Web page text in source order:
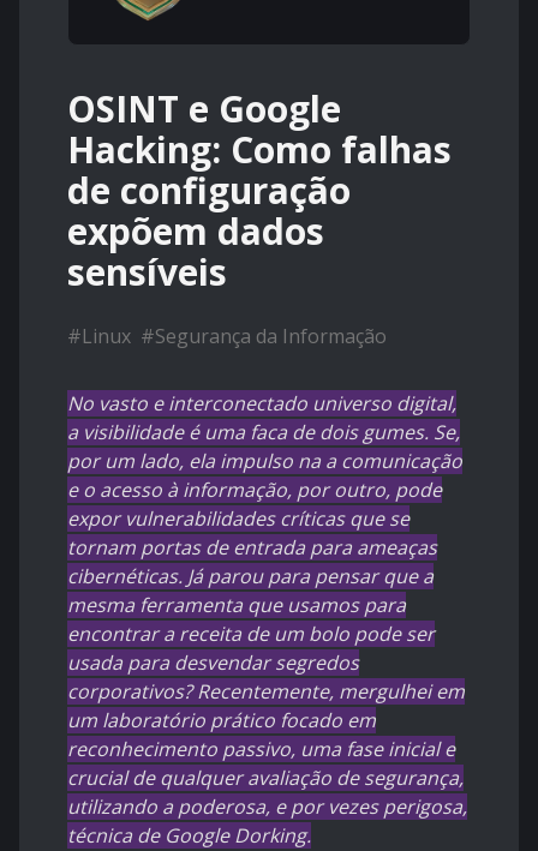
OSINT e Google
Hacking: Como falhas
de configuração
expõem dados
sensíveis
#Linux #Segurança da Informação
No vasto e interconectado universo digital,
a visibilidade é uma faca de dois gumes. Se,
por um lado, ela impulso na a comunicação
e o acesso à informação, por outro, pode
expor vulnerabilidades críticas que se
tornam portas de entrada para ameaças
cibernéticas. Já parou para pensar que a
mesma ferramenta que usamos para
encontrar a receita de um bolo pode ser
usada para desvendar segredos
corporativos? Recentemente, mergulhei em
um laboratório prático focado em
reconhecimento passivo, uma fase inicial e
crucial de qualquer avaliação de segurança,
utilizando a poderosa, e por vezes perigosa,
técnica de Google Dorking.